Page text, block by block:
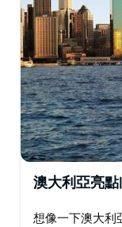
澳大利亞亮點
想像一下澳大利